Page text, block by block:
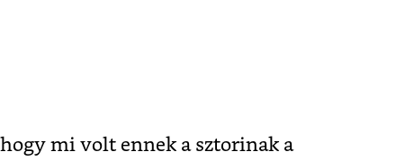
mi volt ennek a sztorinak a